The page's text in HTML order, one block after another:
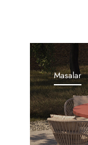
Masalar